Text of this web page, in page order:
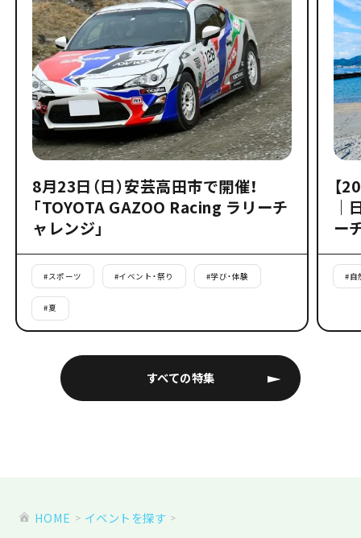
すべての特集
8月23日（日）安芸高田市で開催！
「TOYOTA GAZOO Racing ラリーチ
ャレンジ」
#スポーツ #イベント・祭り #学び・体験
#夏
【
｜
ー
#自
HOME
イベントを探す